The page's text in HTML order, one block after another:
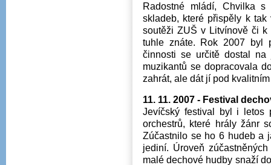
Radostné mládí, Chvilka s
skladeb, které přispěly k
soutěži ZUŠ v Litvínově či k
tuhle znáte. Rok 2007 byl
činnosti se určitě dostal
muzikantů se dopracovala
zahrát, ale dát jí pod
11. 11. 2007 - Festival
Jevíčský festival byl i letos
orchestrů, které hrály žánr
Zúčastnilo se ho 6 hudeb a
jediní. Úroveň
malé dechové hudby snaží